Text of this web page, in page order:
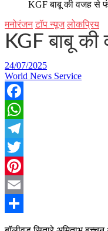
KGF बाबू की वजह से
मनोरंजन टॉप न्यूज लोकप्रिय
KGF बाबू
24/07/2025
World News Service
Facebook
WhatsApp
Telegram
Twitter
Pinterest
Email